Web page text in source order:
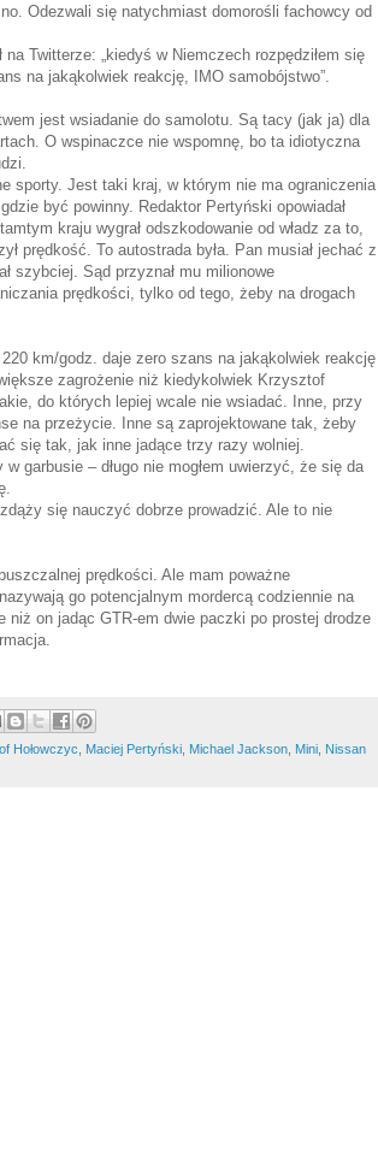
Odezwali się natychmiast domorośli fachowcy od
Twitterze: „kiedyś w Niemczech rozpędziłem się
na jakąkolwiek reakcję, IMO samobójstwo”.
jest wsiadanie do samolotu. Są tacy (jak ja) dla
O wspinaczce nie wspomnę, bo ta idiotyczna
sporty. Jest taki kraj, w którym nie ma ograniczenia
być powinny. Redaktor Pertyński opowiadał
kraju wygrał odszkodowanie od władz za to,
prędkość. To autostrada była. Pan musiał jechać z
szybciej. Sąd przyznał mu milionowe
prędkości, tylko od tego, żeby na drogach
km/godz. daje zero szans na jakąkolwiek reakcję
zagrożenie niż kiedykolwiek Krzysztof
do których lepiej wcale nie wsiadać. Inne, przy
na przeżycie. Inne są zaprojektowane tak, żeby
się tak, jak inne jadące trzy razy wolniej.
garbusie – długo nie mogłem uwierzyć, że się da
się nauczyć dobrze prowadzić. Ale to nie
prędkości. Ale mam poważne
go potencjalnym mordercą codziennie na
niż on jadąc GTR-em dwie paczki po prostej drodze
Hołowczyc Maciej Pertyński Michael Jackson Mini Nissan